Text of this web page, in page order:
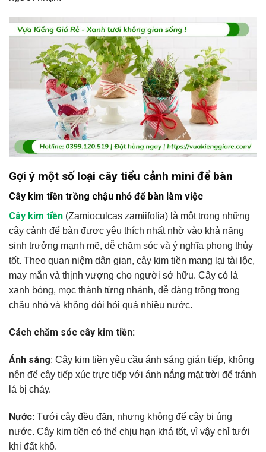
Gợi ý một số loại cây tiểu cảnh mini để bàn
Cây kim tiền trồng chậu nhỏ để bàn làm việc
Cây kim tiền (Zamioculcas zamiifolia) là một trong những
cây cảnh để bàn được yêu thích nhất nhờ vào khả năng
sinh trưởng mạnh mẽ, dễ chăm sóc và ý nghĩa phong thủy
tốt. Theo quan niệm dân gian, cây kim tiền mang lại tài lộc,
may mắn và thịnh vượng cho người sở hữu. Cây có lá
xanh bóng, mọc thành từng nhánh, dễ dàng trồng trong
chậu nhỏ và không đòi hỏi quá nhiều nước.
Cách chăm sóc cây kim tiền:
Ánh sáng: Cây kim tiền yêu cầu ánh sáng gián tiếp, không
nên để cây tiếp xúc trực tiếp với ánh nắng mặt trời để tránh
lá bị cháy.
Nước: Tưới cây đều đặn, nhưng không để cây bị úng
nước. Cây kim tiền có thể chịu hạn khá tốt, vì vậy chỉ tưới
khi đất khô.